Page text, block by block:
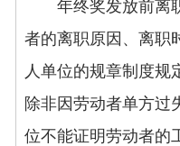
年终奖发放前离职
者的离职原因、离职
人单位的规章制度规
除非因劳动者单方过
位不能证明劳动者的